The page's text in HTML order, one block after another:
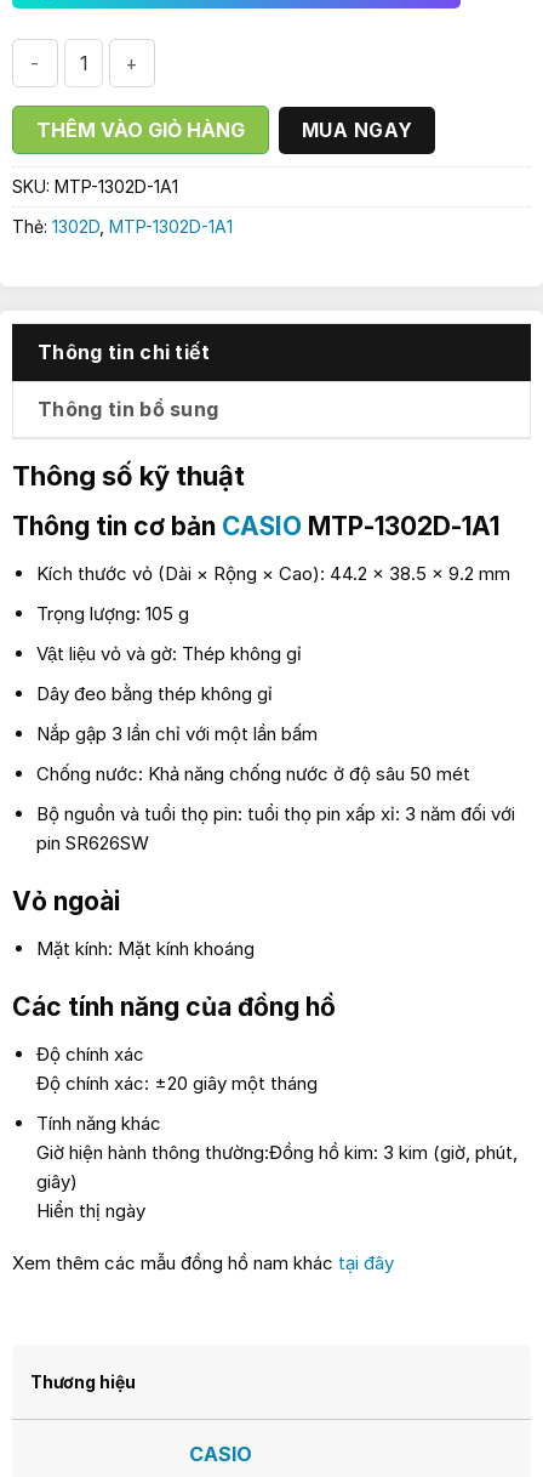
THÊM VÀO GIỎ HÀNG MUA NGAY
SKU: MTP-1302D-1A1
Thẻ: 1302D MTP-1302D-1A1
Thông tin chi tiết
Thông tin bổ sung
Thông số kỹ thuật
Thông tin cơ bản CASIO MTP-1302D-1A1
Kích thước vỏ (Dài × Rộng × Cao): 44.2 × 38.5 × 9.2 mm
Trọng lượng: 105 g
Vật liệu vỏ và gờ: Thép không gỉ
Dây đeo bằng thép không gỉ
Nắp gập 3 lần chỉ với một lần bấm
Chống nước: Khả năng chống nước ở độ sâu 50 mét
Bộ nguồn và tuổi thọ pin: tuổi thọ pin xấp xỉ: 3 năm đối với
pin SR626SW
Vỏ ngoài
Mặt kính: Mặt kính khoáng
Các tính năng của đồng hồ
Độ chính xác
Độ chính xác: ±20 giây một tháng
Tính năng khác
Giờ hiện hành thông thường:Đồng hồ kim: 3 kim (giờ, phút,
giây)
Hiển thị ngày
Xem thêm các mẫu đồng hồ nam khác tại đây
Thương hiệu
CASIO